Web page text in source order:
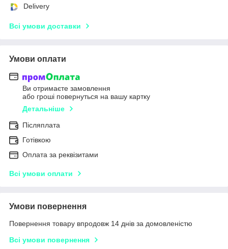
Delivery
Всі умови доставки
Умови оплати
Ви отримаєте замовлення
або гроші повернуться на вашу картку
Детальніше
Післяплата
Готівкою
Оплата за реквізитами
Всі умови оплати
Умови повернення
Повернення товару впродовж 14 днів за домовленістю
Всі умови повернення